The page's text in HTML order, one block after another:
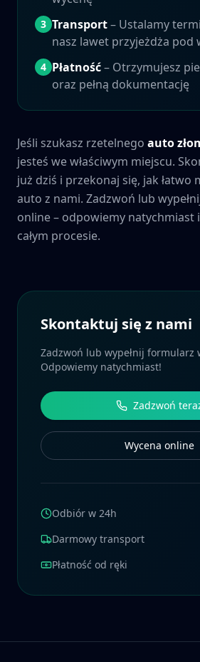
3 Transport– Ustalamy
nasz lawet przyjeżdża pod
4 Płatność– Otrzymujesz
oraz pełną dokumentację
Jeśli szukasz rzetelnego auto
jesteś we właściwym miejscu.
już dziś i przekonaj się, jak łatwo
auto z nami. Zadzwoń lub
online – odpowiemy natychmiast
całym procesie.
Skontaktuj się z nami
Zadzwoń lub wypełnij formularz
Odpowiemy natychmiast!
Zadzwoń
Wycena online
Odbiór w 24h
Darmowy transport
Płatność od ręki